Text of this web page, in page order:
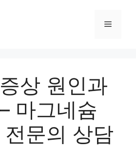
메
상 원인과
마그네슘
문의 상담